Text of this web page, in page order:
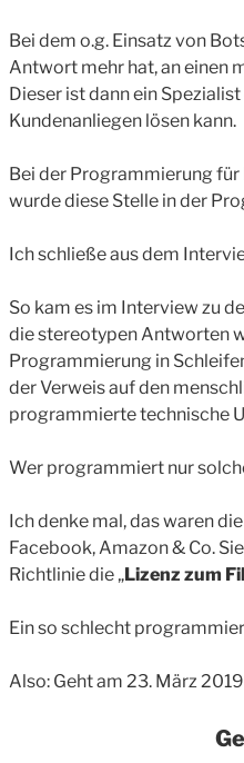
Bei dem o.g. Einsatz von
Antwort mehr hat, an einen
Dieser ist dann ein
Kundenanliegen lösen kann.
Bei der Programmierung
wurde diese Stelle in der
Ich schließe aus dem
So kam es im Interview zu
die stereotypen Antworten
Programmierung in
der Verweis auf den
programmierte technische
Wer programmiert nur
Ich denke mal, das waren
Facebook, Amazon & Co.
Richtlinie die „Lizenz zum
Ein so schlecht
Also: Geht am 23. März